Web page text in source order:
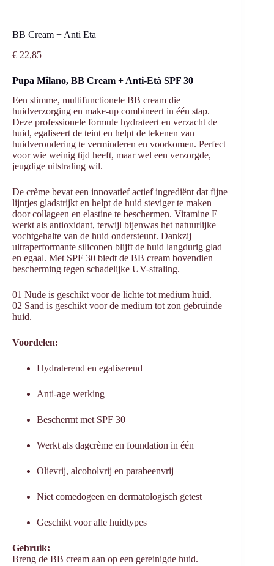
BB Cream + Anti Eta
€ 22,85
Pupa Milano, BB Cream + Anti-Età SPF 30
Een slimme, multifunctionele BB cream die
huidverzorging en make-up combineert in één stap.
Deze professionele formule hydrateert en verzacht de
huid, egaliseert de teint en helpt de tekenen van
huidveroudering te verminderen en voorkomen. Perfect
voor wie weinig tijd heeft, maar wel een verzorgde,
jeugdige uitstraling wil.
De crème bevat een innovatief actief ingrediënt dat fijne
lijntjes gladstrijkt en helpt de huid steviger te maken
door collageen en elastine te beschermen. Vitamine E
werkt als antioxidant, terwijl bijenwas het natuurlijke
vochtgehalte van de huid ondersteunt. Dankzij
ultraperformante siliconen blijft de huid langdurig glad
en egaal. Met SPF 30 biedt de BB cream bovendien
bescherming tegen schadelijke UV-straling.
01 Nude is geschikt voor de lichte tot medium huid.
02 Sand is geschikt voor de medium tot zon gebruinde
huid.
Voordelen:
Hydraterend en egaliserend
Anti-age werking
Beschermt met SPF 30
Werkt als dagcrème en foundation in één
Olievrij, alcoholvrij en parabeenvrij
Niet comedogeen en dermatologisch getest
Geschikt voor alle huidtypes
Gebruik:
Breng de BB cream aan op een gereinigde huid.